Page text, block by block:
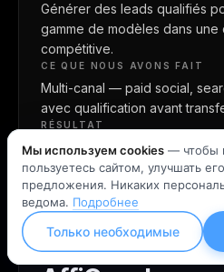
Мы используем cookies — чтобы
пользуетесь сайтом, улучшать
предложения. Никаких
ведома. Подробнее
Только необходимые
Générer des leads qualifiés
gamme de modèles dans une
compétitive.
CE QUE NOUS AVONS FAIT
Multi-canal — paid social,
avec qualification avant
RÉSULTAT
Objectif de volume de leads
qualifié dans l'enveloppe